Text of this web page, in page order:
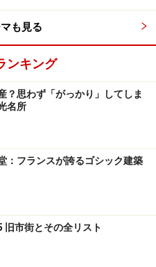
も見る
ンキング
？思わず「がっかり」してしま
名所
：フランスが誇るゴシック建築
旧市街とその全リスト